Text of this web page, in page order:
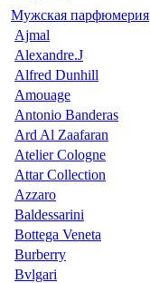
Мужская парфюмерия
Ajmal
Alexandre.J
Alfred Dunhill
Amouage
Antonio Banderas
Ard Al Zaafaran
Atelier Cologne
Attar Collection
Azzaro
Baldessarini
Bottega Veneta
Burberry
Bvlgari